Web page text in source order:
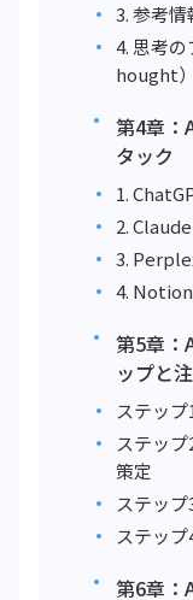
3. 参考
4. 思考
hought）
第4章：
タック
1.
2.
3.
4.
第5章：
ップと
ステッ
ステッ
策定
ステッ
ステッ
第6章：